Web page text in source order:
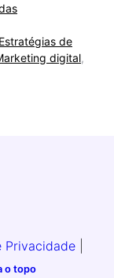
Estratégias de
digital,
Privacidade
o topo